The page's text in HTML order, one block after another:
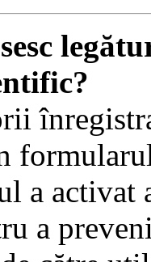
a activat
a